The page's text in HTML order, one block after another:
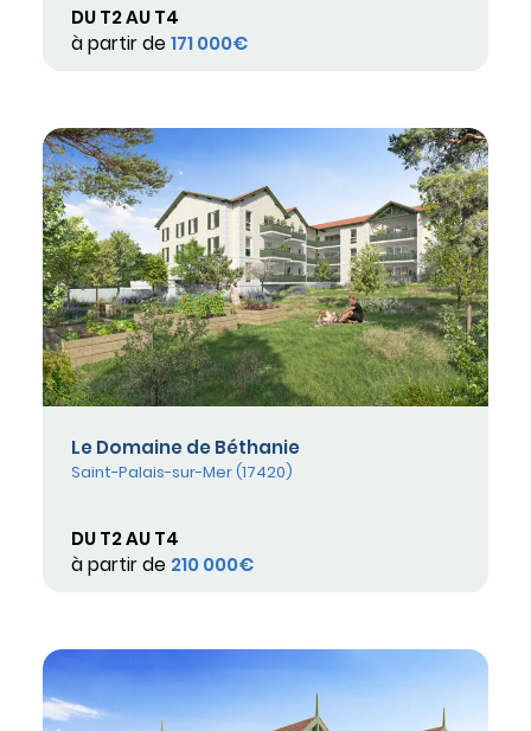
DU T2 AU T4
à partir de 171 000€
Le Domaine de Béthanie
Saint-Palais-sur-Mer (17420)
DU T2 AU T4
à partir de 210 000€